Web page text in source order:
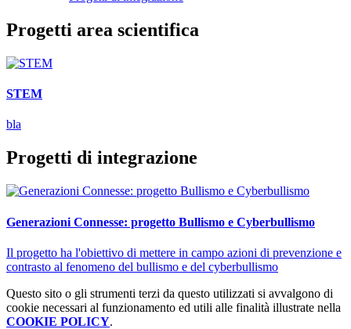
Progetti area scientifica
STEM
bla
Progetti di integrazione
Generazioni Connesse: progetto Bullismo e Cyberbullismo
Il progetto ha l'obiettivo di mettere in campo azioni di prevenzione e
contrasto al fenomeno del bullismo e del cyberbullismo
Questo sito o gli strumenti terzi da questo utilizzati si avvalgono di
cookie necessari al funzionamento ed utili alle finalità illustrate nella
COOKIE POLICY.